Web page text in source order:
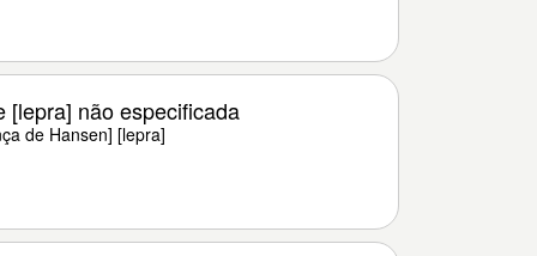
[lepra] não especificada
de Hansen] [lepra]